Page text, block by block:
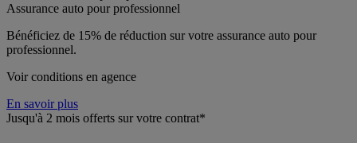
Assurance auto pour professionnel
Bénéficiez de 15% de réduction sur votre assurance auto pour
professionnel.
Voir conditions en agence
En savoir plus
Jusqu'à 2 mois offerts sur votre contrat*